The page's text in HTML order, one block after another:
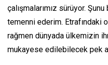
çalışmalarımız sürüyor.
temenni ederim. Etrafındaki
rağmen dünyada ülkemizin
mukayese edilebilecek pek